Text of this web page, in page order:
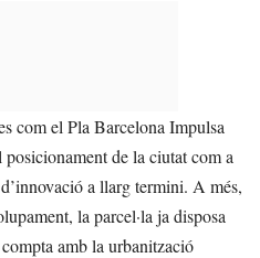
com el Pla Barcelona Impulsa
de la ciutat com a
a llarg termini. A més,
la parcel·la ja disposa
amb la urbanització